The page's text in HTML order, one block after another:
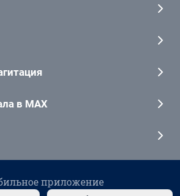
в MAX
приложение